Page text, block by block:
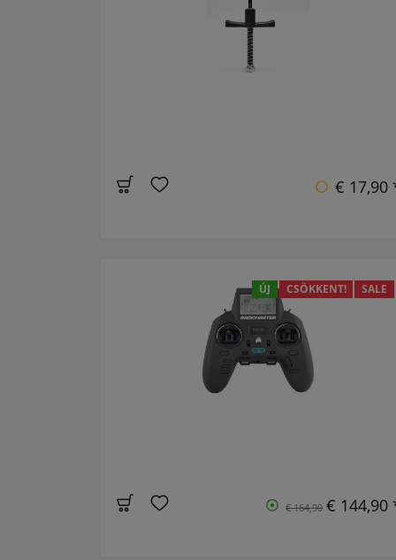
€ 17,90
ÚJ CSÖKKENT! SALE
€ 164,90 € 144,90